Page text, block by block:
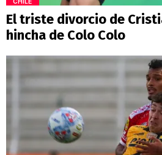
El triste divorcio de
hincha de Colo Colo